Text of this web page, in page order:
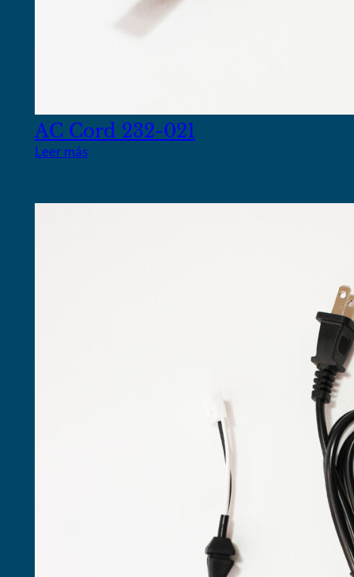
AC Cord 232-021
Leer más